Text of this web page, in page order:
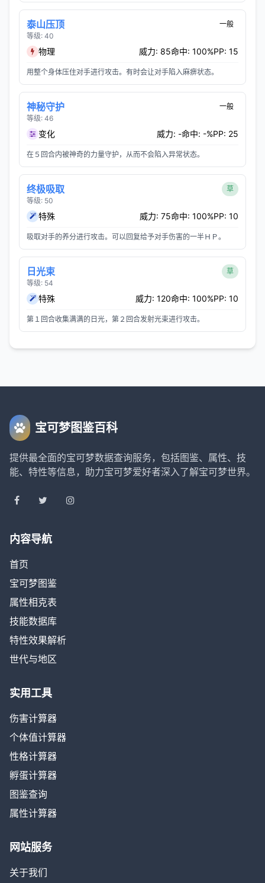
泰山压顶
等级: 40
一般
物理 威力: 85命中: 100%PP: 15
用整个身体压住对手进行攻击。有时会让对手陷入麻痹状态。
神秘守护
等级: 46
一般
变化 威力: -命中: -%PP: 25
在５回合内被神奇的力量守护，从而不会陷入异常状态。
终极吸取
等级: 50
草
特殊 威力: 75命中: 100%PP: 10
吸取对手的养分进行攻击。可以回复给予对手伤害的一半ＨＰ。
日光束
等级: 54
草
特殊 威力: 120命中: 100%PP: 10
第１回合收集满满的日光，第２回合发射光束进行攻击。
宝可梦图鉴百科
提供最全面的宝可梦数据查询服务，包括图鉴、属性、技
能、特性等信息，助力宝可梦爱好者深入了解宝可梦世界。
内容导航
首页
宝可梦图鉴
属性相克表
技能数据库
特性效果解析
世代与地区
实用工具
伤害计算器
个体值计算器
性格计算器
孵蛋计算器
图鉴查询
属性计算器
网站服务
关于我们